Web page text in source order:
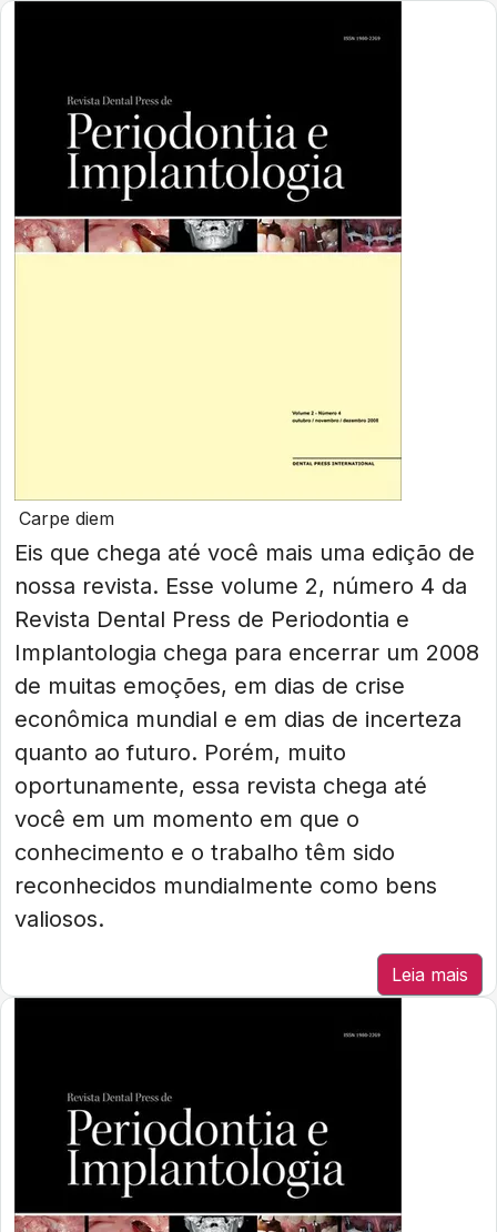
Carpe diem
Eis que chega até você mais uma edição de
nossa revista. Esse volume 2, número 4 da
Revista Dental Press de Periodontia e
Implantologia chega para encerrar um 2008
de muitas emoções, em dias de crise
econômica mundial e em dias de incerteza
quanto ao futuro. Porém, muito
oportunamente, essa revista chega até
você em um momento em que o
conhecimento e o trabalho têm sido
reconhecidos mundialmente como bens
valiosos.
Leia mais